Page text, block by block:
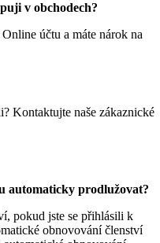
v obchodech?
účtu a máte nárok na
Kontaktujte naše zákaznické
automaticky prodlužovat?
pokud jste se přihlásili k
obnovování členství